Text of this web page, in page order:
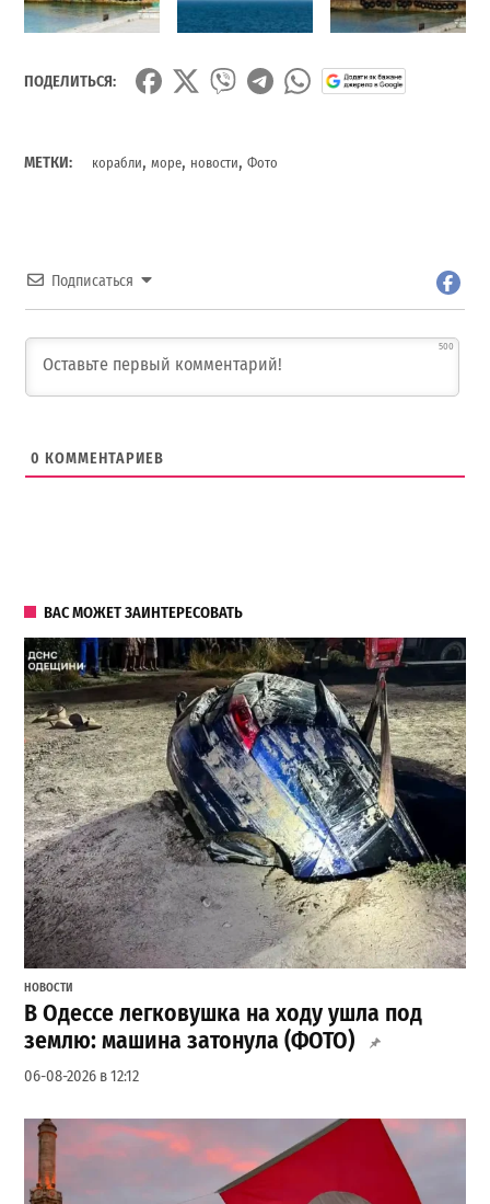
ПОДЕЛИТЬСЯ:
МЕТКИ: корабли,море, новости,Фото
Подписаться
500
0 КОММЕНТАРИЕВ
ВАС МОЖЕТ ЗАИНТЕРЕСОВАТЬ
НОВОСТИ
В Одессе легковушка на ходу ушла под
землю: машина затонула (ФОТО)
06-08-2026 в 12:12